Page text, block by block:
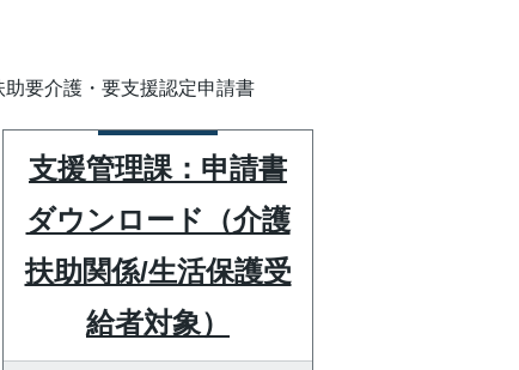
助要介護・要支援認定申請書
支援管理課：申請書
ダウンロード（介護
扶助関係/生活保護受
給者対象）